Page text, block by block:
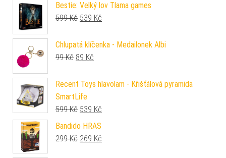
Bestie: Velký lov Tlama games
599Kč Původní cena byla: 599 Kč.
539 Kč
Chlupatá klíčenka - Medailonek Albi
99Kč Původní cena byla: 99 Kč.
89 Kč
Recent Toys hlavolam - Křišťálová pyramida
SmartLife
599Kč Původní cena byla: 599 Kč.
539 Kč
Bandido HRAS
299Kč Původní cena byla: 299 Kč.
269 Kč